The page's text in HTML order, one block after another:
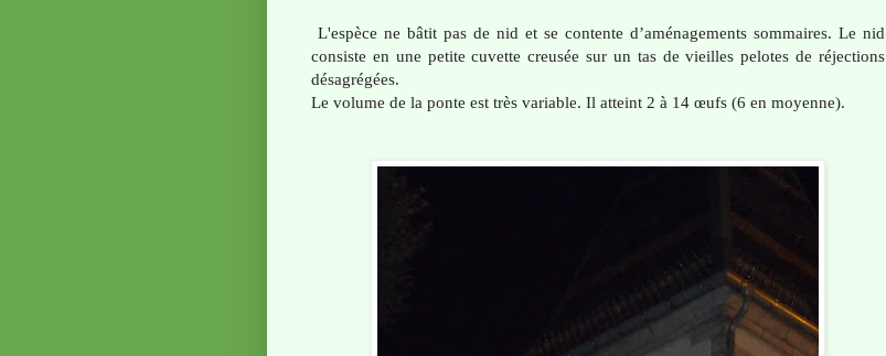
L'espèce ne bâtit pas de nid et se contente d’aménagements sommaires. Le nid
consiste en une petite cuvette creusée sur un tas de vieilles pelotes de réjections
désagrégées.
Le volume de la ponte est très variable. Il atteint 2 à 14 œufs (6 en moyenne).